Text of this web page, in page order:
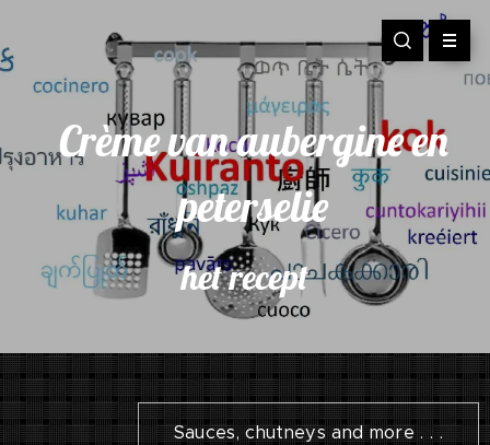
Crème van aubergine en
peterselie
het recept
Sauces, chutneys and more . . .